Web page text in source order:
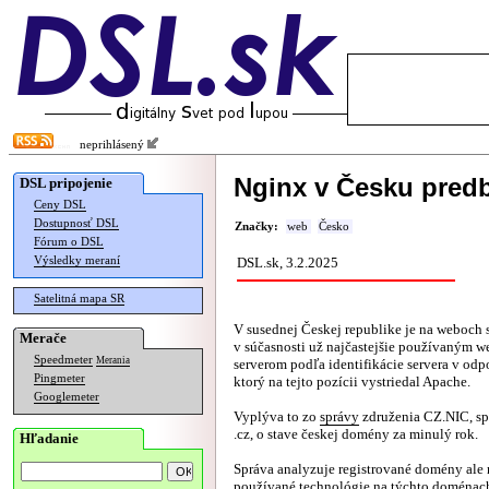
neprihlásený
DSL pripojenie
Ceny DSL
Dostupnosť DSL
Fórum o DSL
Výsledky meraní
Satelitná mapa SR
Merače
Speedmeter Merania
Pingmeter
Googlemeter
Hľadanie
Nginx v Česku
Značky: web Česko
DSL.sk, 3.2.2025
V susednej Českej republike je na weboch
v súčasnosti už najčastejšie používaným
serverom podľa identifikácie servera v
ktorý na tejto pozícii vystriedal Apache.
Vyplýva to zo správy združenia CZ.NIC,
.cz, o stave českej domény za minulý rok.
Správa analyzuje registrované domény